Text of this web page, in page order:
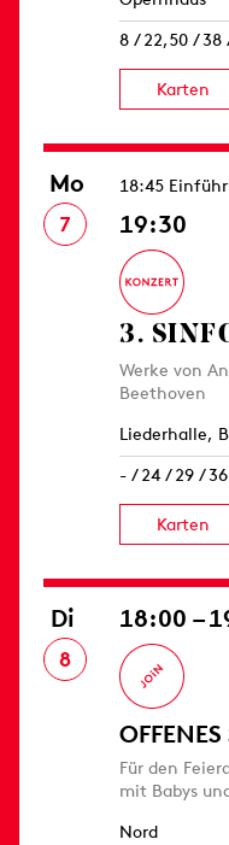
8 / 22,50 / 38
Karten
Mo
7
18:45
19:30
3.
Werke von
Beethoven
Liederhalle,
- / 24 / 29 /
Karten
Di
8
18:00 –
Für den
mit Babys
Nord